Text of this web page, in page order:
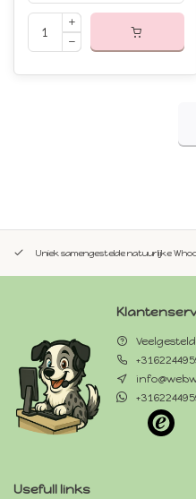
Uniek samengestelde natuurlijke
Usefull links